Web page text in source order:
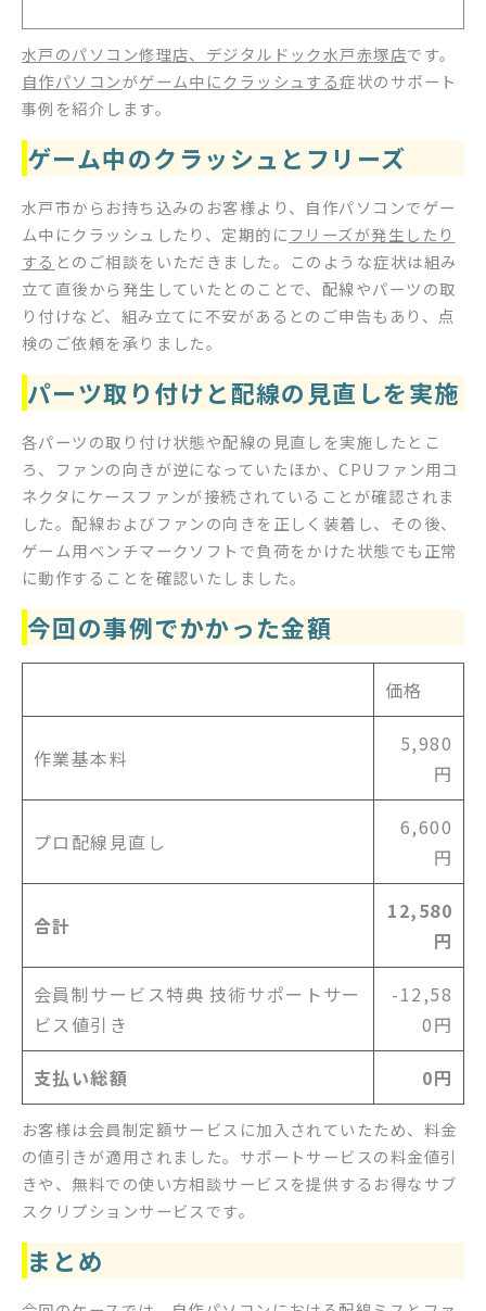
水戸のパソコン修理店、デジタルドック水戸赤塚店です。
自作パソコンがゲーム中にクラッシュする症状のサポート
事例を紹介します。
ゲーム中のクラッシュとフリーズ
水戸市からお持ち込みのお客様より、自作パソコンでゲー
ム中にクラッシュしたり、定期的にフリーズが発生したり
する とのご相談をいただきました。このような症状は組み
立て直後から発生していたとのことで、配線やパーツの取
り付けなど、組み立てに不安があるとのご申告もあり、点
検のご依頼を承りました。
パーツ取り付けと配線の見直しを実施
各パーツの取り付け状態や配線の見直しを実施したとこ
ろ、ファンの向きが逆になっていたほか、CPUファン用コ
ネクタにケースファンが接続されていることが確認されま
した。配線およびファンの向きを正しく装着し、その後、
ゲーム用ベンチマークソフトで負荷をかけた状態でも正常
に動作することを確認いたしました。
今回の事例でかかった金額
価格
作業基本料
5,980
円
プロ配線見直し
6,600
円
合計
12,580
円
会員制サービス特典 技術サポートサー
ビス値引き
-12,58
0円
支払い総額 0円
お客様は会員制定額サービスに加入されていたため、料金
の値引きが適用されました。サポートサービスの料金値引
きや、無料での使い方相談サービスを提供するお得なサブ
スクリプションサービスです。
まとめ